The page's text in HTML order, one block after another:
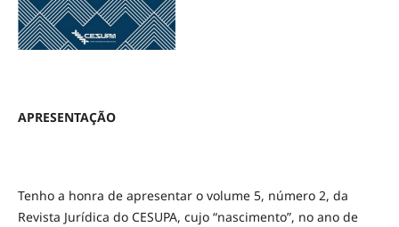
APRESENTAÇÃO
Tenho a honra de apresentar o volume 5, número 2, da
Revista Jurídica do CESUPA, cujo “nascimento”, no ano de